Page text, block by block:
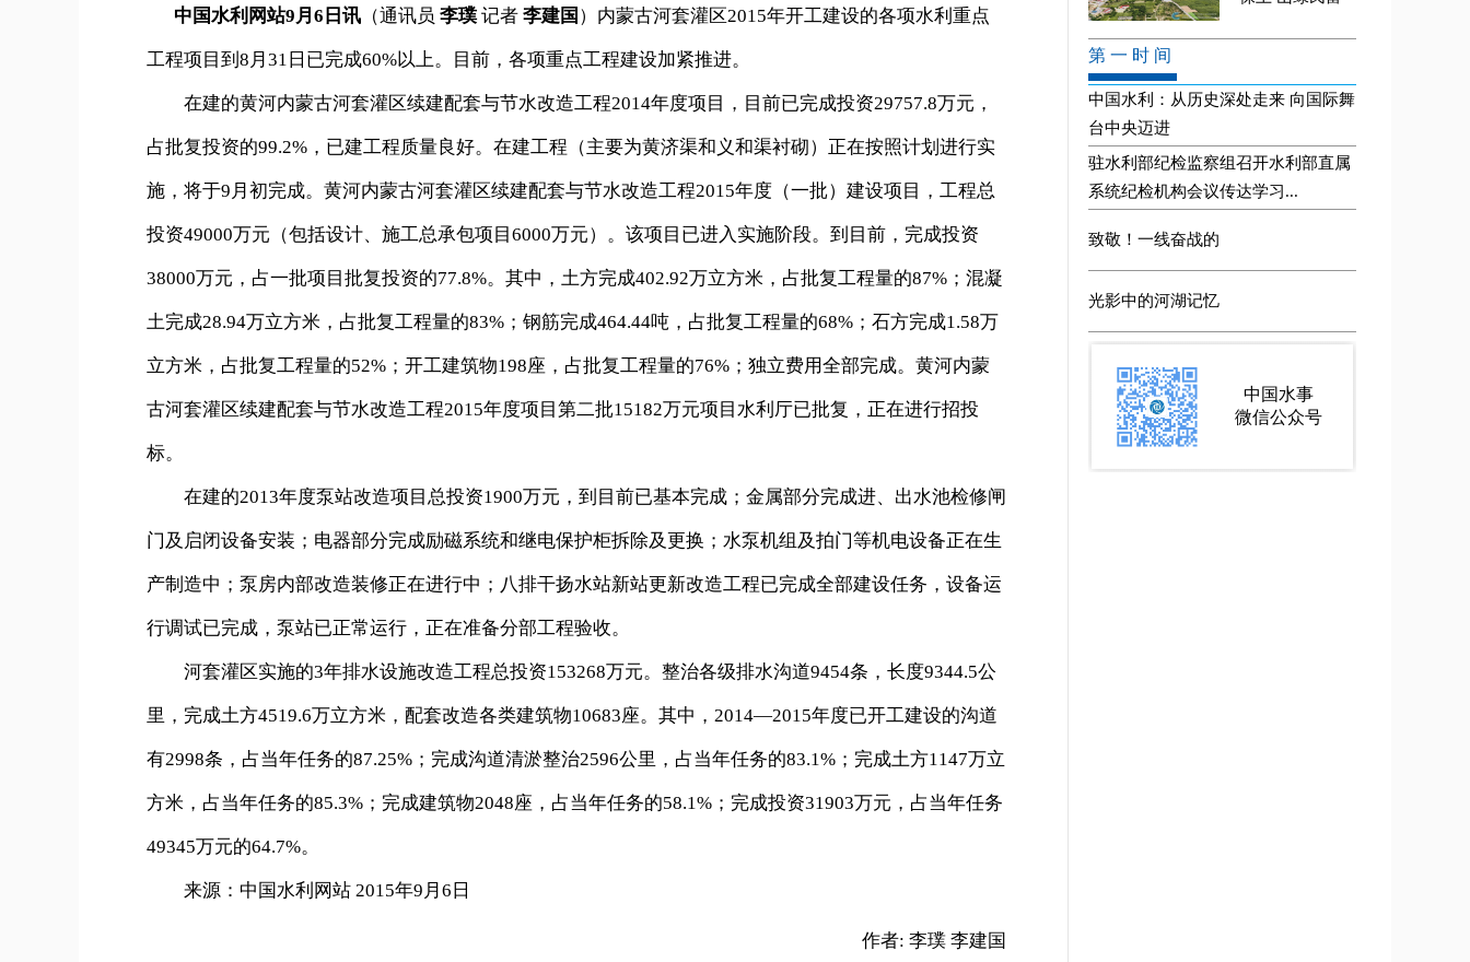
中国水利网站9月6日讯 （通讯员 李璞记者 李建国 ）内蒙古河套灌区2015年开工建设的各项水利重点
工程项目到8月31日已完成60%以上。目前，各项重点工程建设加紧推进。
在建的黄河内蒙古河套灌区续建配套与节水改造工程2014年度项目，目前已完成投资29757.8万元，
占批复投资的99.2%，已建工程质量良好。在建工程（主要为黄济渠和义和渠衬砌）正在按照计划进行实
施，将于9月初完成。黄河内蒙古河套灌区续建配套与节水改造工程2015年度（一批）建设项目，工程总
投资49000万元（包括设计、施工总承包项目6000万元）。该项目已进入实施阶段。到目前，完成投资
38000万元，占一批项目批复投资的77.8%。其中，土方完成402.92万立方米，占批复工程量的87%；混凝
土完成28.94万立方米，占批复工程量的83%；钢筋完成464.44吨，占批复工程量的68%；石方完成1.58万
立方米，占批复工程量的52%；开工建筑物198座，占批复工程量的76%；独立费用全部完成。黄河内蒙
古河套灌区续建配套与节水改造工程2015年度项目第二批15182万元项目水利厅已批复，正在进行招投
标。
在建的2013年度泵站改造项目总投资1900万元，到目前已基本完成；金属部分完成进、出水池检修闸
门及启闭设备安装；电器部分完成励磁系统和继电保护柜拆除及更换；水泵机组及拍门等机电设备正在生
产制造中；泵房内部改造装修正在进行中；八排干扬水站新站更新改造工程已完成全部建设任务，设备运
行调试已完成，泵站已正常运行，正在准备分部工程验收。
河套灌区实施的3年排水设施改造工程总投资153268万元。整治各级排水沟道9454条，长度9344.5公
里，完成土方4519.6万立方米，配套改造各类建筑物10683座。其中，2014—2015年度已开工建设的沟道
有2998条，占当年任务的87.25%；完成沟道清淤整治2596公里，占当年任务的83.1%；完成土方1147万立
方米，占当年任务的85.3%；完成建筑物2048座，占当年任务的58.1%；完成投资31903万元，占当年任务
49345万元的64.7%。
来源：中国水利网站 2015年9月6日
作者: 李璞 李建国